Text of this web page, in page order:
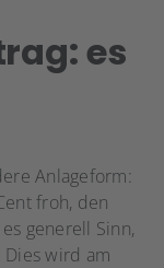
es
Anlageform:
froh, den
generell Sinn,
wird am